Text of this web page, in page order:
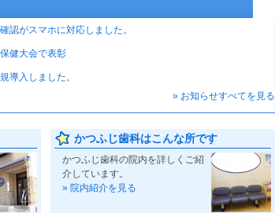
認がスマホに対応しました。
健大会で表彰
導入しました。
» お知らせすべてを見る
かつふじ歯科はこんな所です
かつふじ歯科の院内を詳しくご紹
介しています。
» 院内紹介を見る